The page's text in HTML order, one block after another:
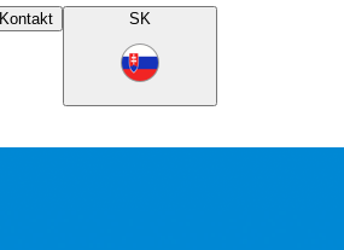
Kontakt SK